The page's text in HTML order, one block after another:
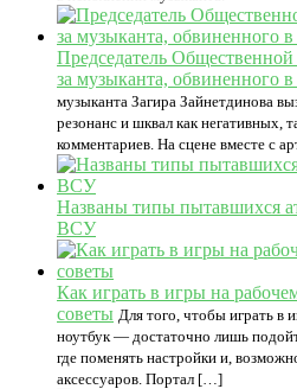
Председатель
за музыканта, обвиненного в
музыканта Загира Зайнетдинова
резонанс и шквал как негативных,
комментариев. На сцене вместе с
Названы типы пытавшихся
ВСУ
Как играть в игры на
советы Для того, чтобы играть в
ноутбук — достаточно лишь
где поменять настройки и,
аксессуаров. Портал […]